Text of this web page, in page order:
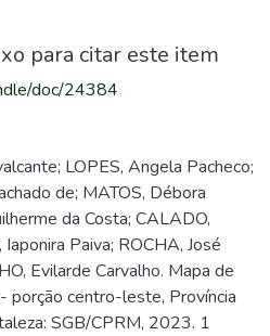
para citar este item
doc/24384
LOPES, Angela Pacheco;
de; MATOS, Débora
da Costa; CALADO,
Paiva; ROCHA, José
Evilarde Carvalho. Mapa de
porção centro-leste, Província
SGB/CPRM, 2023. 1